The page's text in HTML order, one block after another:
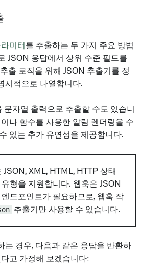
미터 를 추출하는 두 가지 주요 방법
JSON 응답에서 상위 수준 필드를
출 로직을 위해 JSON 추출기를 정
시적으로 나열합니다.
문자열 출력으로 추출할 수도 있습니
나 함수를 사용한 알림 렌더링을 수
있는 추가 유연성을 제공합니다.
JSON, XML, HTML, HTTP 상태
형을 지원합니다. 웹훅은 JSON
드포인트가 필요하므로, 웹훅 작
추출기만 사용할 수 있습니다.
는 경우, 다음과 같은 응답을 반환하
고 가정해 보겠습니다: